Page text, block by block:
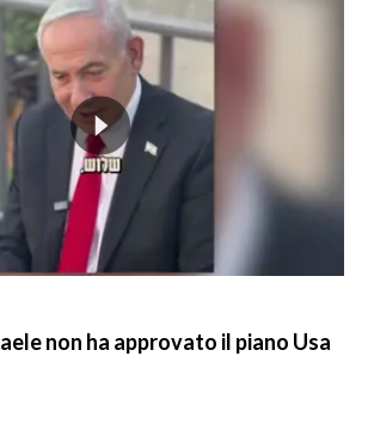
non ha approvato il piano Usa